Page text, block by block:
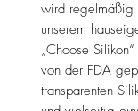
wird regelmäßig
unserem
„Choose
von der FDA
transparenten